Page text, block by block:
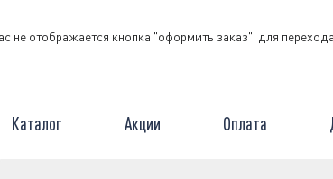
не отображается кнопка "оформить заказ", для
Каталог Акции Оплата